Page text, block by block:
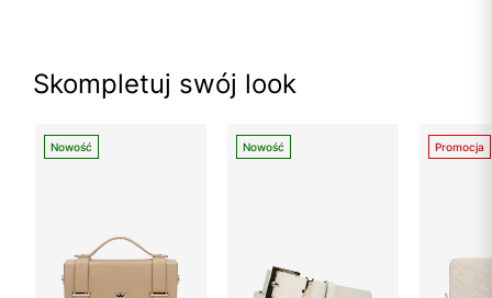
Skompletuj swój look
Nowość Nowość Promocja